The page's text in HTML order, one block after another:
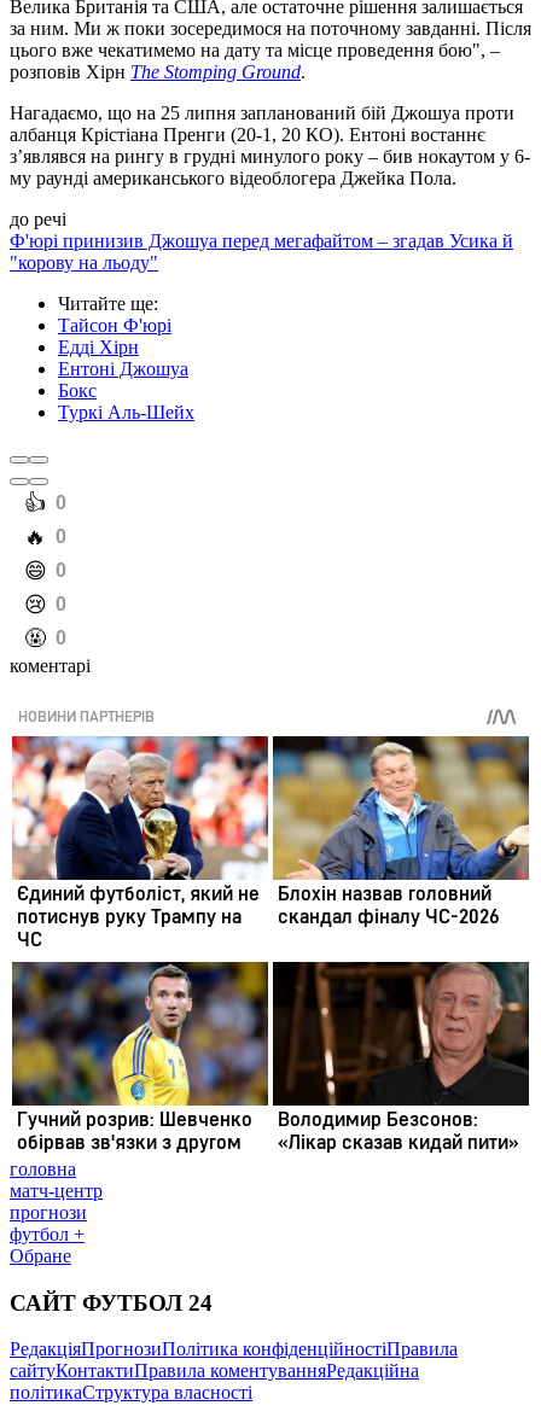
Велика Британія та США, але остаточне рішення залишається
за ним. Ми ж поки зосередимося на поточному завданні. Після
цього вже чекатимемо на дату та місце проведення бою", –
розповів Хірн The Stomping Ground.
Нагадаємо, що на 25 липня запланований бій Джошуа проти
албанця Крістіана Пренги (20-1, 20 КО). Ентоні востаннє
з’являвся на рингу в грудні минулого року – бив нокаутом у 6-
му раунді американського відеоблогера Джейка Пола.
до речі
Ф'юрі принизив Джошуа перед мегафайтом – згадав Усика й
"корову на льоду"
Читайте ще:
Тайсон Ф'юрі
Едді Хірн
Ентоні Джошуа
Бокс
Туркі Аль-Шейх
️👍 0
️🔥 0
️😄 0
️😢 0
️🤬 0
коментарі
головна
матч-центр
прогнози
футбол +
Обране
САЙТ ФУТБОЛ 24
РедакціяПрогнозиПолітика конфіденційностіПравила
сайтуКонтактиПравила коментуванняРедакційна
політикаСтруктура власності